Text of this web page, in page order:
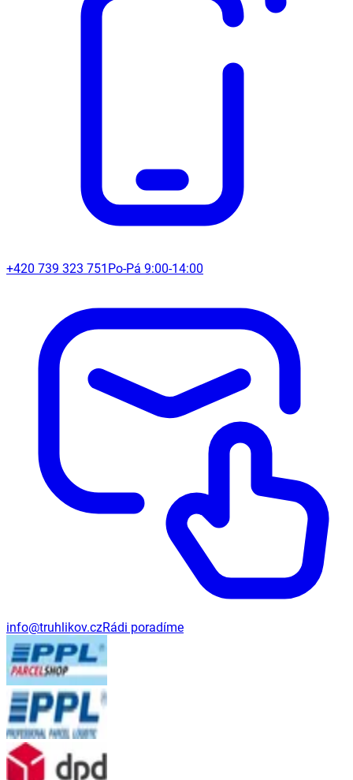
+420 739 323 751 Po-Pá 9:00-14:00
info@truhlikov.czRádi poradíme